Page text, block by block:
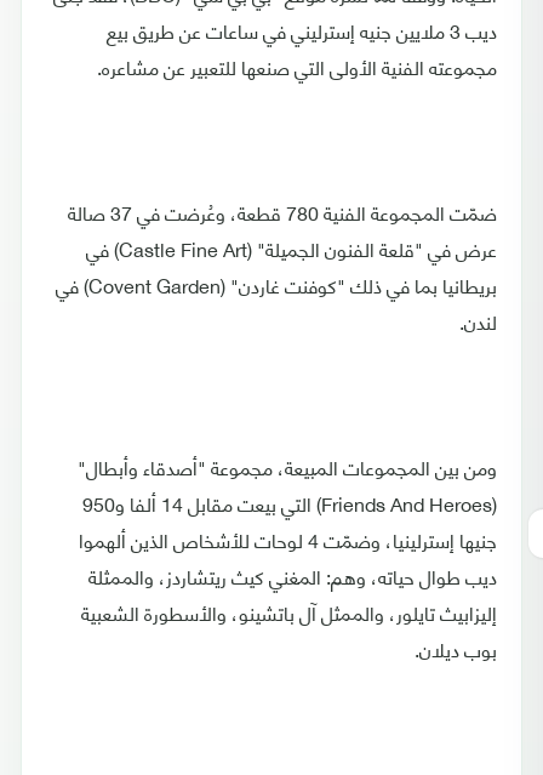
ديب 3 ملايين جنيه إسترليني في ساعات عن طريق بيع
مجموعته الفنية الأولى التي صنعها للتعبير عن مشاعره.
ضمّت المجموعة الفنية 780 قطعة، وعُرضت في 37 صالة
عرض في "قلعة الفنون الجميلة" (Castle Fine Art) في
بريطانيا بما في ذلك "كوفنت غاردن" (Covent Garden) في
لندن.
ومن بين المجموعات المبيعة، مجموعة "أصدقاء وأبطال"
(Friends And Heroes) التي بيعت مقابل 14 ألفا و950
جنيها إسترلينيا، وضمّت 4 لوحات للأشخاص الذين ألهموا
ديب طوال حياته، وهم: المغني كيث ريتشاردز، والممثلة
إليزابيث تايلور، والممثل آل باتشينو، والأسطورة الشعبية
بوب ديلان.